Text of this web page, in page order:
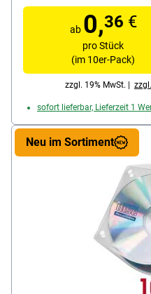
ab 0,36 €
pro Stück
(im 10er-Pack)
zzgl. 19% MwSt. |
sofort lieferbar, Lieferzeit 1
Neu im Sortiment